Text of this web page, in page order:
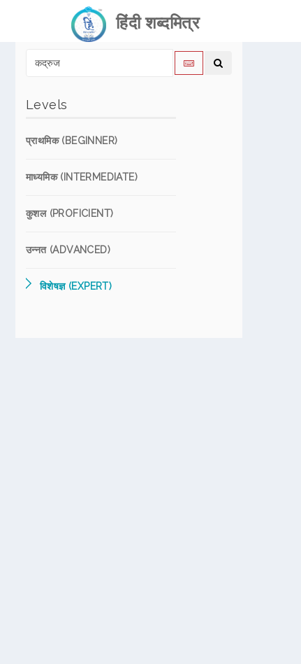
हिंदी शब्दमित्र
Levels
प्राथमिक (BEGINNER)
माध्यमिक (INTERMEDIATE)
कुशल (PROFICIENT)
उन्नत (ADVANCED)
विशेषज्ञ (EXPERT)